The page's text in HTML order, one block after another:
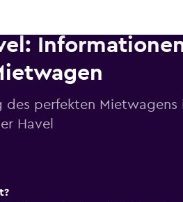
des perfekten Mietwagens
Havel